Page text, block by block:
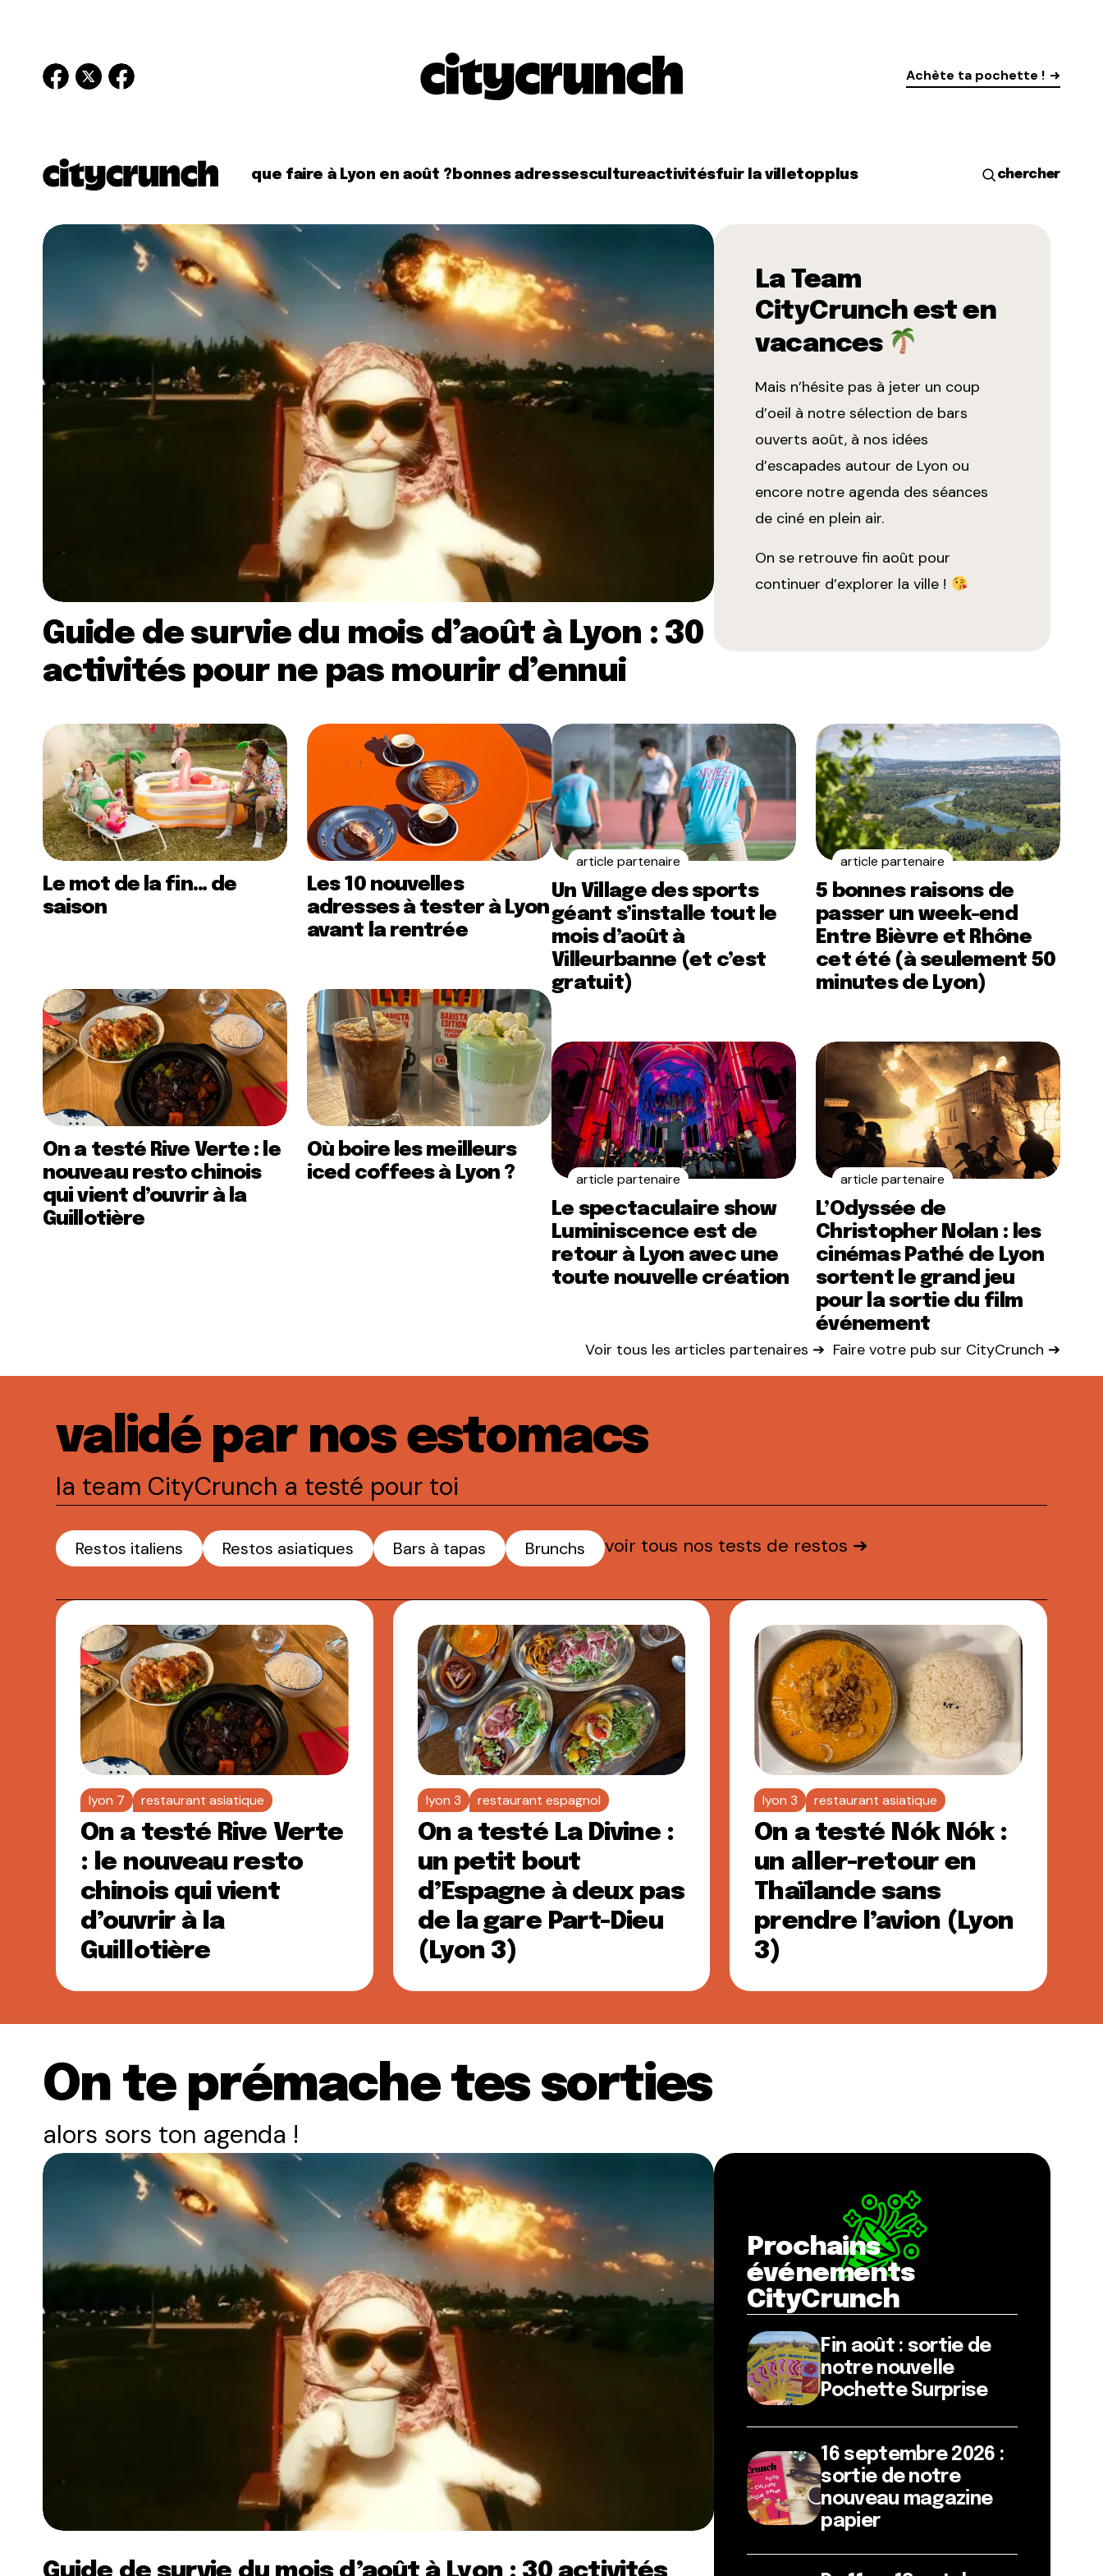
Achète ta pochette !
que faire à Lyon en août ? bonnes adressescultureactivitésfuir la villetopplus chercher
Guide de survie du mois d’août à Lyon : 30
activités pour ne pas mourir d’ennui
La Team
CityCrunch est en
vacances
Mais n’hésite pas à jeter un coup
d’oeil à notresélection de bars
ouverts août, à nos idées
d’escapades autour de Lyon ou
encore notre agenda des séances
de ciné en plein air.
On se retrouve fin août pour
continuer d’explorer la ville !
Le mot de la fin… de
saison
Les 10 nouvelles
adresses à tester à Lyon
avant la rentrée
On a testé Rive Verte : le
nouveau resto chinois
qui vient d’ouvrir à la
Guillotière
Où boire les meilleurs
iced coffees à Lyon ?
article partenaire
Un Village des sports
géant s’installe tout le
mois d’août à
Villeurbanne (et c’est
gratuit)
article partenaire
5 bonnes raisons de
passer un week-end
Entre Bièvre et Rhône
cet été (à seulement 50
minutes de Lyon)
article partenaire
Le spectaculaire show
Luminiscence est de
retour à Lyon avec une
toute nouvelle création
article partenaire
L’Odyssée de
Christopher Nolan : les
cinémas Pathé de Lyon
sortent le grand jeu
pour la sortie du film
événement
Voir tous les articles partenaires ➔ Faire votre pub sur CityCrunch ➔
validé par nos estomacs
la team CityCrunch a testé pour toi
Restos italiens Restos asiatiques Bars à tapas Brunchs voir tous nos tests de restos ➔
lyon 7 restaurant asiatique
On a testé Rive Verte
: le nouveau resto
chinois qui vient
d’ouvrir à la
Guillotière
lyon 3 restaurant espagnol
On a testé La Divine :
un petit bout
d’Espagne à deux pas
de la gare Part-Dieu
(Lyon 3)
lyon 3 restaurant asiatique
On a testé Nók Nók :
un aller-retour en
Thaïlande sans
prendre l’avion (Lyon
3)
On te prémache tes sorties
alors sors ton agenda !
Prochains
événements
CityCrunch
Fin août : sortie de
notre nouvelle
Pochette Surprise
16 septembre 2026 :
sortie de notre
nouveau magazine
papier